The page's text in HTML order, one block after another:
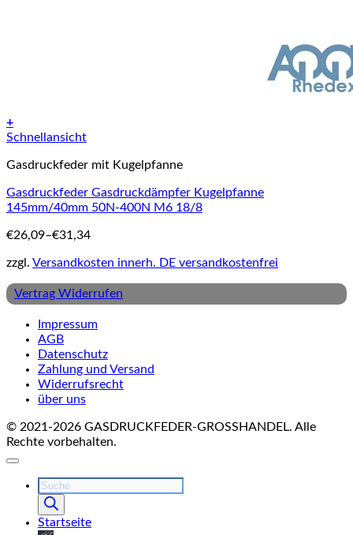
+
Dieses
weist
Varianten
auf.
Optionen
können
auf
der
Produktseite
werden
Schnellansicht
Gasdruckfeder mit Kugelpfanne
Gasdruckfeder Gasdruckdämpfer Kugelpfanne
145mm/40mm 50N-400N M6 18/8
€26,09–€31,34
zzgl. Versandkosten innerh. DE versandkostenfrei
Vertrag Widerrufen
Impressum
AGB
Datenschutz
Zahlung und Versand
Widerrufsrecht
über uns
© 2021-2026 GASDRUCKFEDER-GROSSHANDEL. Alle
Rechte vorbehalten.
Products
search
Startseite